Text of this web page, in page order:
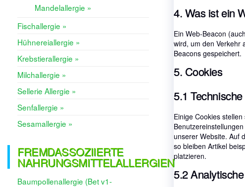
4. Was ist ein
Ein Web-Beacon
wird, um den Verkehr
Beacons gespeichert.
5. Cookies
5.1
Einige Cookies
unserer Website. Auf
so bleiben Artikel
platzieren.
5.2
Mandelallergie »
Fischallergie »
Hühnereiallergie »
Krebstierallergie »
Milchallergie »
Sellerie Allergie »
Senfallergie »
Sesamallergie »
FREMDASSOZIIERTE
NAHRUNGSMITTELALLERGIEN
Baumpollenallergie (Bet v1-